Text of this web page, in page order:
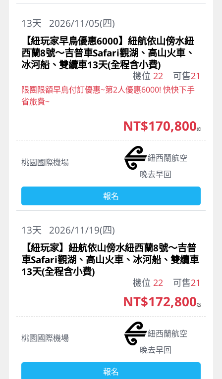
2026/11/05(四)
13天
【紐玩家早鳥優惠6000】紐航依山傍水紐
西蘭8號～吉普車Safari觀湖、高山火車、
冰河船、雙纜車13天(全程含小費)
機位 22 可售21
限團限額早鳥付訂優惠~第2人優惠6000! 快快下手
省旅費~
桃園國際機場
紐西蘭航空
晚去早回
NT$170,800起
報名
2026/11/19(四)
13天
【紐玩家】紐航依山傍水紐西蘭8號～吉普
車Safari觀湖、高山火車、冰河船、雙纜車
13天(全程含小費)
機位 22 可售21
桃園國際機場
紐西蘭航空
晚去早回
NT$172,800起
報名